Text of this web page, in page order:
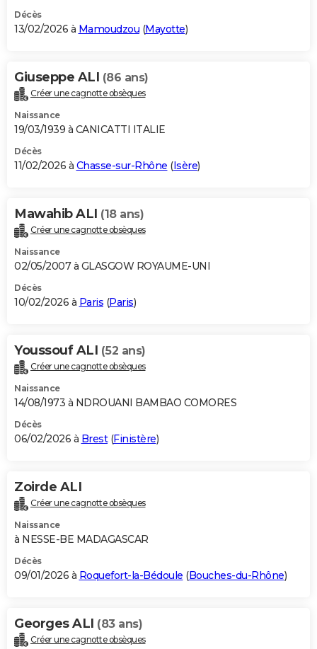
Décès
13/02/2026 à Mamoudzou (Mayotte)
Giuseppe ALI (86 ans)
Créer une cagnotte obsèques
Naissance
19/03/1939 à CANICATTI ITALIE
Décès
11/02/2026 à Chasse-sur-Rhône (Isère)
Mawahib ALI (18 ans)
Créer une cagnotte obsèques
Naissance
02/05/2007 à GLASGOW ROYAUME-UNI
Décès
10/02/2026 à Paris (Paris)
Youssouf ALI (52 ans)
Créer une cagnotte obsèques
Naissance
14/08/1973 à NDROUANI BAMBAO COMORES
Décès
06/02/2026 à Brest(Finistère)
Zoirde ALI
Créer une cagnotte obsèques
Naissance
à NESSE-BE MADAGASCAR
Décès
09/01/2026 à Roquefort-la-Bédoule (Bouches-du-Rhône)
Georges ALI (83 ans)
Créer une cagnotte obsèques